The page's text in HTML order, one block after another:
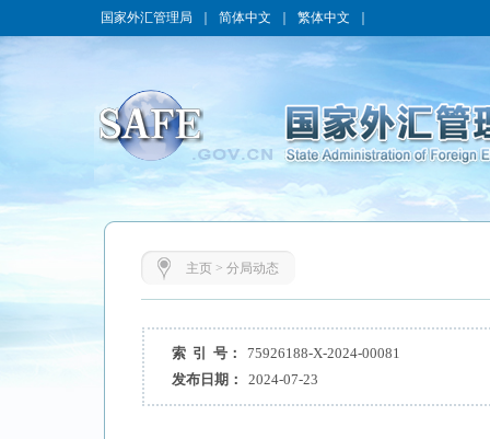
国家外汇管理局 简体中文 繁体中文
主页> 分局动态
索 引 号：
75926188-X-2024-00081
发布日期：
2024-07-23